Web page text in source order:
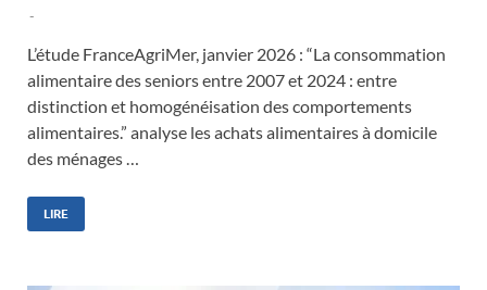
-
L’étude FranceAgriMer, janvier 2026 : “La consommation
alimentaire des seniors entre 2007 et 2024 : entre
distinction et homogénéisation des comportements
alimentaires.” analyse les achats alimentaires à domicile
des ménages …
LIRE